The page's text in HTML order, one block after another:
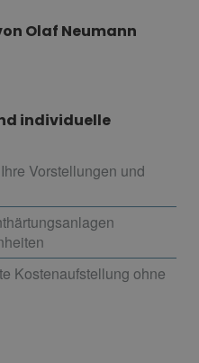
Olaf Neumann
individuelle
Vorstellungen und
Kostenaufstellung ohne